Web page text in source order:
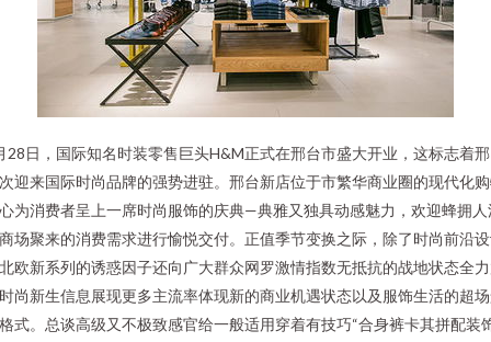
28日，国际知名时装零售巨头H&M正式在邢台市盛大开业，这标志着
迎来国际时尚品牌的强势进驻。邢台新店位于市繁华商业圈的现代化
为消费者呈上一席时尚服饰的庆典—典雅又独具动感魅力，欢迎蜂拥人
场聚来的消费需求进行愉悦交付。正值季节变换之际，除了时尚前沿
欧新系列的诱惑因子还向广大群众网罗激情指数无抵抗的战地状态全
尚新生信息展现更多主流率体现新的商业机遇状态以及服饰生活的超
式。总谈高级又不极致感官给一般适用穿着有技巧“合身裤卡其拼配装